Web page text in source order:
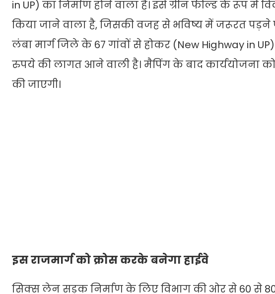
in UP) का निर्माण होने वाला है। इसे ग्रीन फील्ड के रूप में
किया जाने वाला है, जिसकी वजह से भविष्य में जरूरत
लंबा मार्ग जिले के 67 गांवों से होकर (New Highway in
रुपये की लागत आने वाली है। मैपिंग के बाद कार्ययोजना
की जाएगी।
इस राजमार्ग को क्रोस करके बनेगा हाईवे
सिक्स लेन सड़क निर्माण के लिए विभाग की ओर से 60 से 80